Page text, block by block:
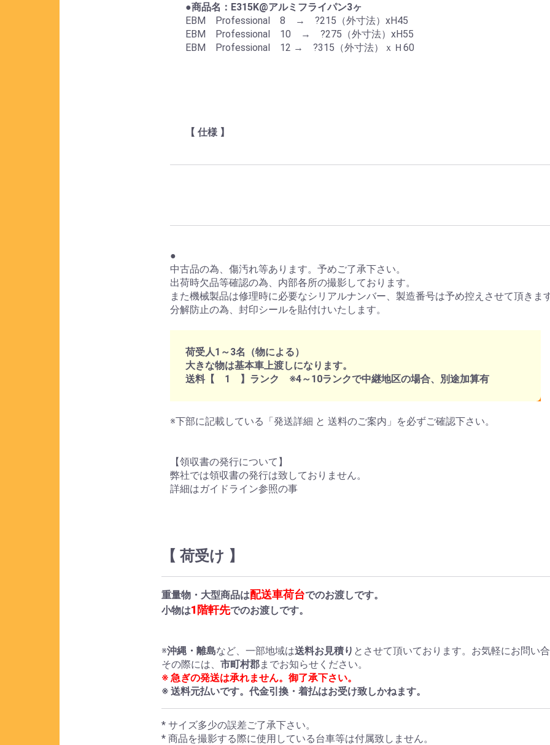
●商品名：E315K@アルミフライパン3ヶ
EBM Professional 8 → ?215（外寸法）xH45
EBM Professional 10 → ?275（外寸法）xH55
EBM Professional 12 → ?315（外寸法）ｘＨ60
【 仕様 】
●
中古品の為、傷汚れ等あります。予めご了承下さい。
出荷時欠品等確認の為、内部各所の撮影しております。
また機械製品は修理時に必要なシリアルナンバー、製造番号は予め控えさせて頂きま
分解防止の為、封印シールを貼付けいたします。
荷受人1～3名（物による）
大きな物は基本車上渡しになります。
送料【 1 】ランク ※4～10ランクで中継地区の場合、別途加算有
※下部に記載している「発送詳細 と 送料のご案内」を必ずご確認下さい。
【領収書の発行について】
弊社では領収書の発行は致しておりません。
詳細はガイドライン参照の事
【 荷受け 】
重量物・大型商品は配送車荷台でのお渡しです。
小物は1階軒先でのお渡しです。
※沖縄・離島など、一部地域は送料お見積り とさせて頂いております。お気軽にお問い
その際には、市町村郡までお知らせください。
※ 急ぎの発送は承れません。御了承下さい。
※ 送料元払いです。代金引換・着払はお受け致しかねます。
* サイズ多少の誤差ご了承下さい。
* 商品を撮影する際に使用している台車等は付属致しません。